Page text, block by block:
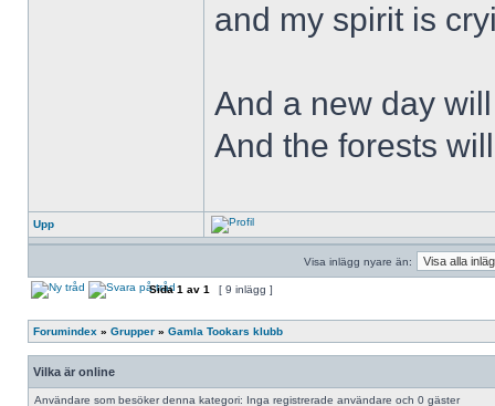
and my spirit is
And a new day
And the forests
Upp
Visa inlägg nyare än:
Sida1 av 1 [ 9 inlägg ]
Forumindex » Grupper » Gamla Tookars klubb
Vilka är online
Användare som besöker denna kategori: Inga registrerade användare och 0 gäster